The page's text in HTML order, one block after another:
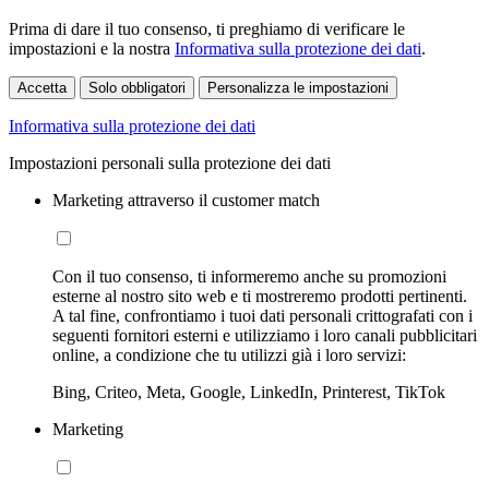
Prima di dare il tuo consenso, ti preghiamo di verificare le
impostazioni e la nostra Informativa sulla protezione dei dati.
Accetta Solo obbligatori Personalizza le impostazioni
Informativa sulla protezione dei dati
Impostazioni personali sulla protezione dei dati
Marketing attraverso il customer match
Con il tuo consenso, ti informeremo anche su promozioni
esterne al nostro sito web e ti mostreremo prodotti pertinenti.
A tal fine, confrontiamo i tuoi dati personali crittografati con i
seguenti fornitori esterni e utilizziamo i loro canali pubblicitari
online, a condizione che tu utilizzi già i loro servizi:
Bing, Criteo, Meta, Google, LinkedIn, Printerest, TikTok
Marketing